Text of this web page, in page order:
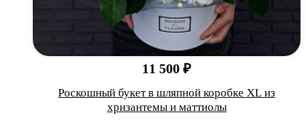
11 500 ₽
Роскошный букет в шляпной коробке XL из
хризантемы и маттиолы